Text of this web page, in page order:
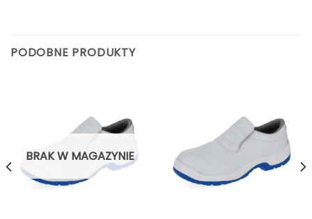
PODOBNE PRODUKTY
BRAK W MAGAZYNIE